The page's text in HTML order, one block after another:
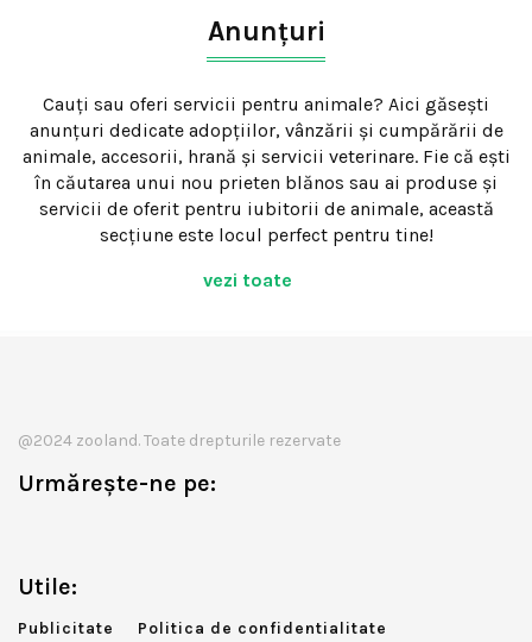
Anunțuri
Cauți sau oferi servicii pentru animale? Aici găsești
anunțuri dedicate adopțiilor, vânzării și cumpărării de
animale, accesorii, hrană și servicii veterinare. Fie că ești
în căutarea unui nou prieten blănos sau ai produse și
servicii de oferit pentru iubitorii de animale, această
secțiune este locul perfect pentru tine!
vezi toate
@2024 zooland. Toate drepturile rezervate
Urmărește-ne pe:
Utile:
Publicitate Politica de confidentialitate